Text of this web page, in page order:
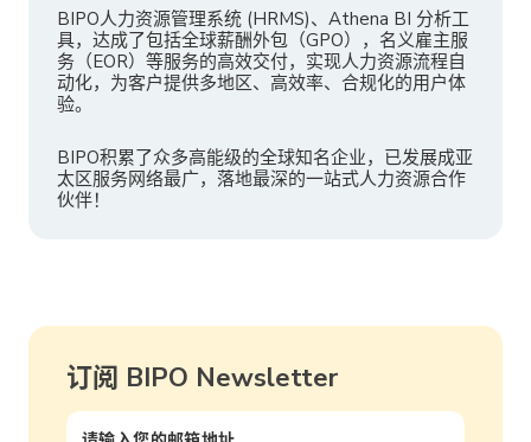
BIPO人力资源管理系统 (HRMS)、Athena BI 分析工
具，达成了包括全球薪酬外包（GPO），名义雇主服
务（EOR）等服务的高效交付，实现人力资源流程自
动化，为客户提供多地区、高效率、合规化的用户体
验。
BIPO积累了众多高能级的全球知名企业，已发展成亚
太区服务网络最广，落地最深的一站式人力资源合作
伙伴！
订阅 BIPO Newsletter